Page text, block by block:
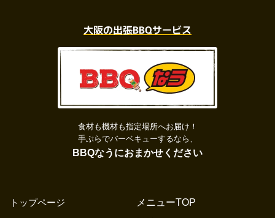
大阪の出張BBQサービス
食材も機材も指定場所へお届け！
手ぶらでバーベキューするなら、
BBQなうにおまかせください
トップページ
メニューTOP